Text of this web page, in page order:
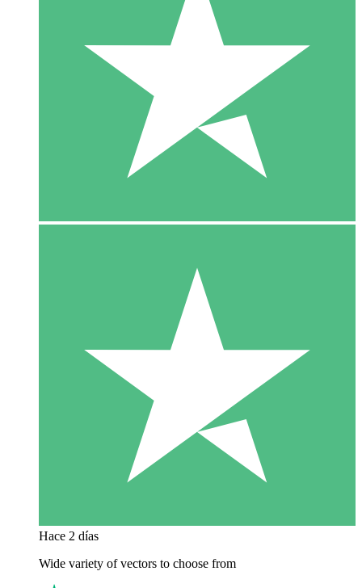
Hace 2 días
Wide variety of vectors to choose from